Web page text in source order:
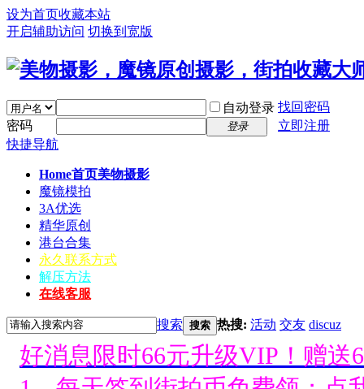
设为首页收藏本站
开启辅助访问 切换到宽版
自动登录 找回密码
密码
登录
立即注册
快捷导航
Home首页美物摄影
魔镜模拍
3A优选
精华原创
港台合集
永久联系方式
解压方法
在线客服
搜索 搜索 热搜: 活动 交友 discuz
好消息限时66元升级VIP！赠
1、每天签到街拍币免费领；点